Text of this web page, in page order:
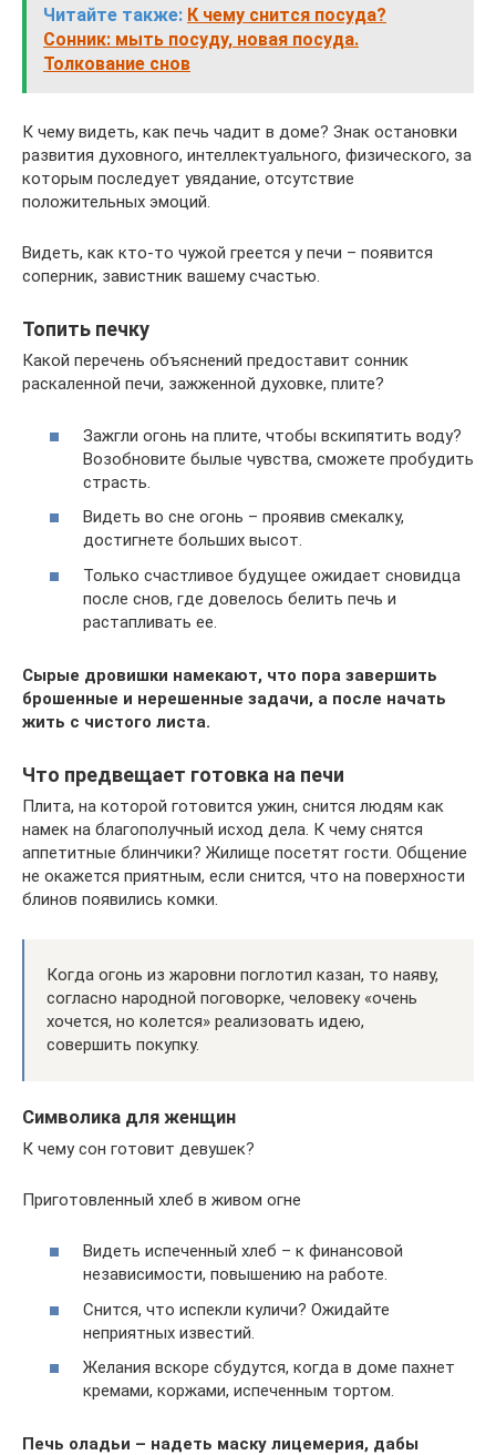
Читайте также: К чему снится посуда?
Сонник: мыть посуду, новая посуда.
Толкование снов
К чему видеть, как печь чадит в доме? Знак остановки
развития духовного, интеллектуального, физического, за
которым последует увядание, отсутствие
положительных эмоций.
Видеть, как кто-то чужой греется у печи – появится
соперник, завистник вашему счастью.
Топить печку
Какой перечень объяснений предоставит сонник
раскаленной печи, зажженной духовке, плите?
Зажгли огонь на плите, чтобы вскипятить воду?
Возобновите былые чувства, сможете пробудить
страсть.
Видеть во сне огонь – проявив смекалку,
достигнете больших высот.
Только счастливое будущее ожидает сновидца
после снов, где довелось белить печь и
растапливать ее.
Сырые дровишки намекают, что пора завершить
брошенные и нерешенные задачи, а после начать
жить с чистого листа.
Что предвещает готовка на печи
Плита, на которой готовится ужин, снится людям как
намек на благополучный исход дела. К чему снятся
аппетитные блинчики? Жилище посетят гости. Общение
не окажется приятным, если снится, что на поверхности
блинов появились комки.
Когда огонь из жаровни поглотил казан, то наяву,
согласно народной поговорке, человеку «очень
хочется, но колется» реализовать идею,
совершить покупку.
Символика для женщин
К чему сон готовит девушек?
Приготовленный хлеб в живом огне
Видеть испеченный хлеб – к финансовой
независимости, повышению на работе.
Снится, что испекли куличи? Ожидайте
неприятных известий.
Желания вскоре сбудутся, когда в доме пахнет
кремами, коржами, испеченным тортом.
Печь оладьи – надеть маску лицемерия, дабы